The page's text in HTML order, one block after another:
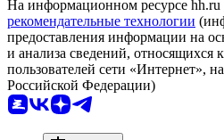
На информационном ресурсе hh.ru
рекомендательные технологии
предоставления информации на
и анализа сведений, относящихся
пользователей сети «Интернет»,
Российской Федерации)